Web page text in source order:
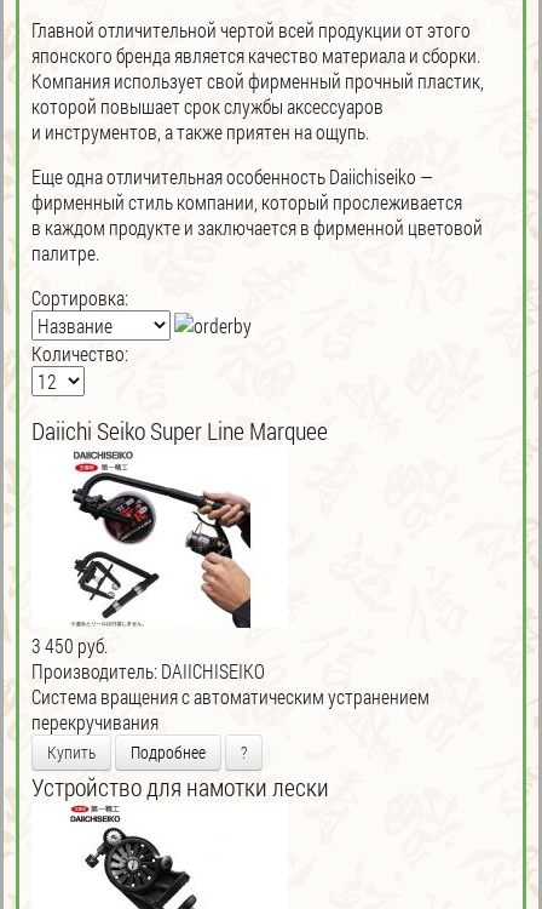
Главной отличительной чертой всей продукции от этого
японского бренда является качество материала и сборки.
Компания использует свой фирменный прочный пластик,
которой повышает срок службы аксессуаров
и инструментов, а также приятен на ощупь.
Еще одна отличительная особенность Daiichiseiko —
фирменный стиль компании, который прослеживается
в каждом продукте и заключается в фирменной цветовой
палитре.
Сортировка:
Количество:
Daiichi Seiko Super Line Marquee
3 450 руб.
Производитель: DAIICHISEIKO
Система вращения с автоматическим устранением
перекручивания
Купить Подробнее ?
Устройство для намотки лески